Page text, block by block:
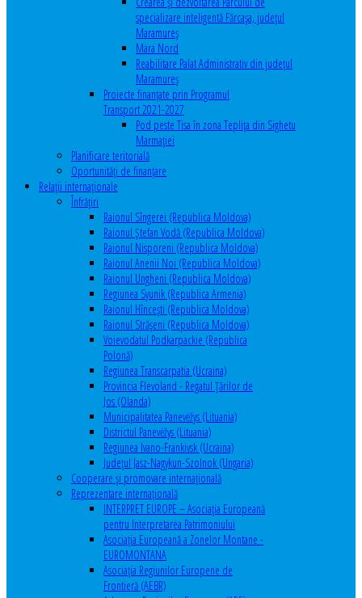
specializare inteligentă Fărcașa, județul
Maramureș
Mara Nord
Reabilitare Palat Administrativ din județul
Maramureș
Proiecte finanțate prin Programul
Transport 2021-2027
Pod peste Tisa în zona Teplița din Sighetu
Marmației
Planificare teritorială
Oportunităţi de finanţare
Relaţii internaţionale
Înfrăţiri
Raionul Sîngerei (Republica Moldova)
Raionul Ștefan Vodă (Republica Moldova)
Raionul Nisporeni (Republica Moldova)
Raionul Anenii Noi (Republica Moldova)
Raionul Ungheni (Republica Moldova)
Regiunea Syunik (Republica Armenia)
Raionul Hîncești (Republica Moldova)
Raionul Străşeni (Republica Moldova)
Voievodatul Podkarpackie (Republica
Polonă)
Regiunea Transcarpatia (Ucraina)
Provincia Flevoland - Regatul Ţărilor de
Jos (Olanda)
Municipalitatea Panevėžys (Lituania)
Districtul Panevėžys (Lituania)
Regiunea Ivano-Frankivsk (Ucraina)
Judeţul Jasz-Nagykun-Szolnok (Ungaria)
Cooperare şi promovare internaţională
Reprezentare internaţională
INTERPRET EUROPE – Asociația Europeană
pentru Interpretarea Patrimoniului
Asociația Europeană a Zonelor Montane -
EUROMONTANA
Asociația Regiunilor Europene de
Frontieră (AEBR)